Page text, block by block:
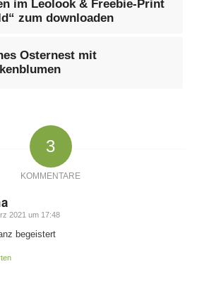
im Leolook & Freebie-Print
zum downloaden
Osternest mit
3
KOMMENTARE
2021 um 17:48
begeistert